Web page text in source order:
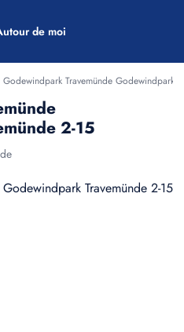
de moi
Godewindpark Travemünde Godewindpark
2-15